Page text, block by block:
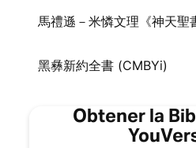
馬禮遜－米憐文理《神天聖
黑彝新約全書 (CMBYi)
Obtener la